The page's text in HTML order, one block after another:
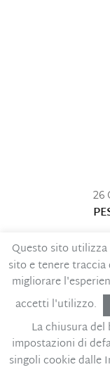
26
Codice
Sviluppo
Questo sito
sito e tenere
migliorare
accetti l'utilizzo.
La chiusura
impostazioni di
singoli cookie dalle